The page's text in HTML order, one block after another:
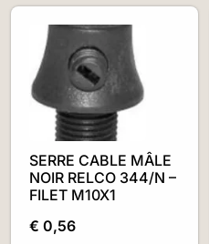
SERRE CABLE MÂLE
NOIR RELCO 344/N –
FILET M10X1
€ 0,56